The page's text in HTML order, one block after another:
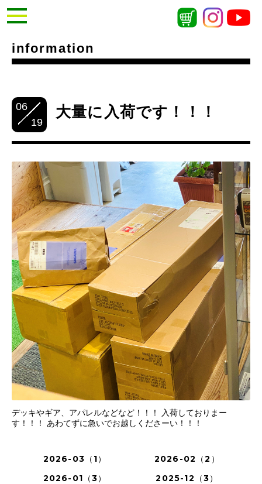
information
06
19
大量に入荷です！！！
デッキやギア、アパレルなどなど！！！ 入荷しておりまー
す！！！ あわてずに急いでお越しくださーい！！！
2026-03（1）
2026-02（2）
2026-01（3）
2025-12（3）